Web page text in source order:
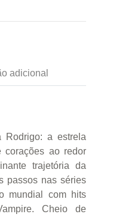
adicional
Rodrigo: a estrela
corações ao redor
trajetória da
passos nas séries
mundial com hits
Cheio de